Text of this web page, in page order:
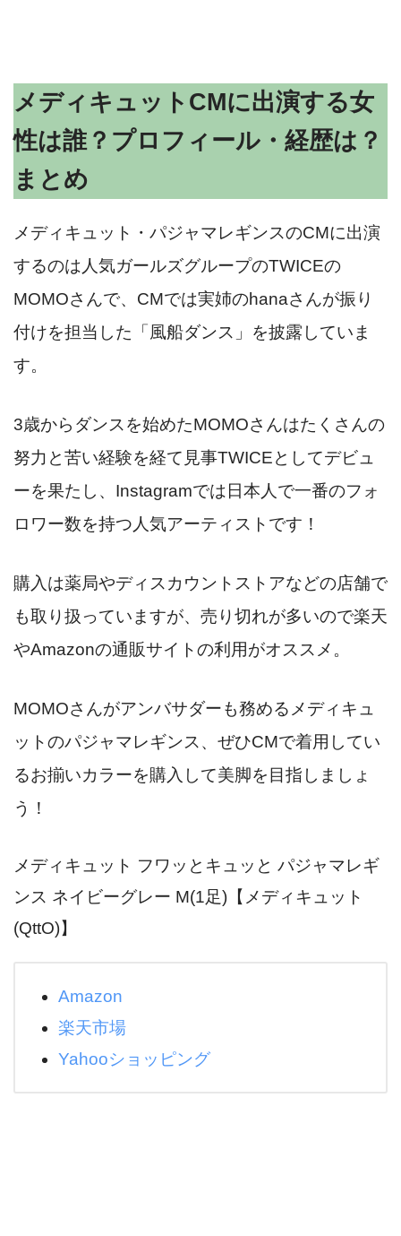
メディキュットCMに出演する女
性は誰？プロフィール・経歴は？
まとめ
メディキュット・パジャマレギンスのCMに出演
するのは人気ガールズグループのTWICEの
MOMOさんで、CMでは実姉のhanaさんが振り
付けを担当した「風船ダンス」を披露していま
す。
3歳からダンスを始めたMOMOさんはたくさんの
努力と苦い経験を経て見事TWICEとしてデビュ
ーを果たし、Instagramでは日本人で一番のフォ
ロワー数を持つ人気アーティストです！
購入は薬局やディスカウントストアなどの店舗で
も取り扱っていますが、売り切れが多いので楽天
やAmazonの通販サイトの利用がオススメ。
MOMOさんがアンバサダーも務めるメディキュ
ットのパジャマレギンス、ぜひCMで着用してい
るお揃いカラーを購入して美脚を目指しましょ
う！
メディキュット フワッとキュッと パジャマレギ
ンス ネイビーグレー M(1足)【メディキュット
(QttO)】
Amazon
楽天市場
Yahooショッピング